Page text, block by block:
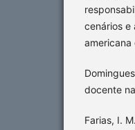
cenários e
docente
Farias, I.